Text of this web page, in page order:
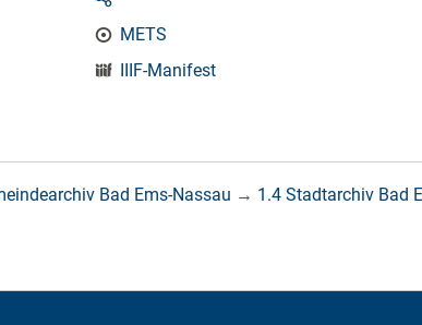
METS
IIIF-Manifest
Bad Ems-Nassau → 1.4 Stadtarchiv Bad